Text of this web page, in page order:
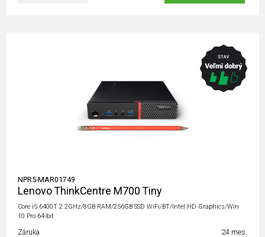
NPR5-MAR01749
Lenovo ThinkCentre M700 Tiny
Core i5 6400T 2.2GHz/8GB RAM/256GB SSD WiFi/BT/Intel HD Graphics/Win
10 Pro 64-bit
Záruka
24 mes.